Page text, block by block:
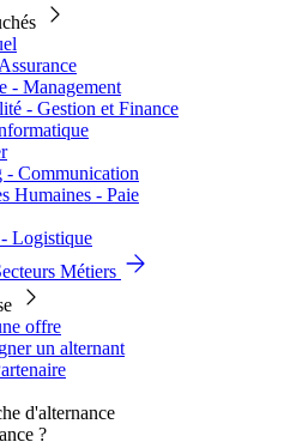
- Management
- Gestion et Finance
- Communication
Humaines - Paie
Logistique
Métiers
offre
un alternant
?